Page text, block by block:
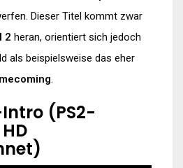
Dieser Titel kommt zwar
2 heran, orientiert sich jedoch
als beispielsweise das eher
.
(PS2-